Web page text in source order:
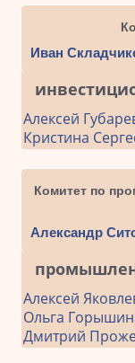
Иван
Алексей
Кристина
Комитет по
Александр
Алексей
Ольга
Дмитрий